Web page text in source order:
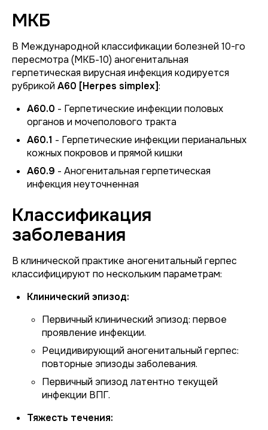
МКБ
В Международной классификации болезней 10-го
пересмотра (МКБ-10) аногенитальная
герпетическая вирусная инфекция кодируется
рубрикой A60 [Herpes simplex]:
A60.0 - Герпетические инфекции половых
органов и мочеполового тракта
A60.1 - Герпетические инфекции перианальных
кожных покровов и прямой кишки
A60.9 - Аногенитальная герпетическая
инфекция неуточненная
Классификация
заболевания
В клинической практике аногенитальный герпес
классифицируют по нескольким параметрам:
Клинический эпизод:
Первичный клинический эпизод: первое
проявление инфекции.
Рецидивирующий аногенитальный герпес:
повторные эпизоды заболевания.
Первичный эпизод латентно текущей
инфекции ВПГ.
Тяжесть течения: